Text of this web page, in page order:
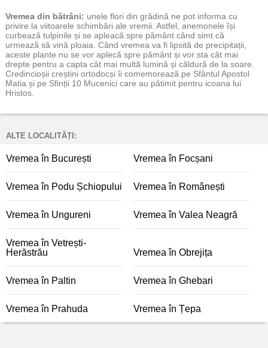
Vremea din bătrâni: unele flori din grădină ne pot informa cu
privire la viitoarele schimbări ale vremii. Astfel, anemonele își
curbează tulpinile și se apleacă spre pământ când simt că
urmează să vină ploaia. Când vremea va fi lipsită de precipitații,
aceste plante nu se vor aplecă spre pământ și vor sta cât mai
drepte pentru a capta cât mai multă lumină și căldură de la soare.
Credincioșii creștini ortodocși îi comemorează pe Sfântul Apostol
Matia și pe Sfinții 10 Mucenici care au pătimit pentru icoana lui
Hristos.
ALTE LOCALITĂȚI:
Vremea în București Vremea în Focșani
Vremea în Podu Șchiopului Vremea în Românești
Vremea în Ungureni Vremea în Valea Neagră
Vremea în Vetrești-
Herăstrău
Vremea în Obrejița
Vremea în Paltin Vremea în Ghebari
Vremea în Prahuda Vremea în Țepa